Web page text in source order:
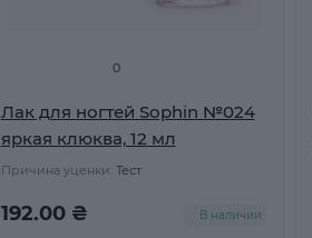
0
Лак для ногтей Sophin №024
яркая клюква, 12 мл
Причина уценки: Тест
192.00 ₴ В наличии